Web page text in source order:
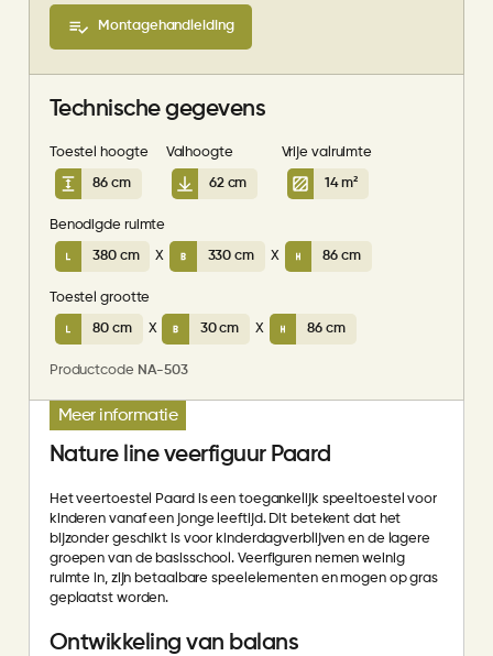
Montagehandleiding
Technische gegevens
Toestel hoogte
86 cm
Valhoogte
62 cm
Vrije valruimte
14 m²
Benodigde ruimte
380 cm X 330 cm X 86 cm
Toestel grootte
80 cm X 30 cm X 86 cm
Productcode NA-503
Meer informatie
Nature line veerfiguur Paard
Het veertoestel Paard is een toegankelijk speeltoestel voor
kinderen vanaf een jonge leeftijd. Dit betekent dat het
bijzonder geschikt is voor kinderdagverblijven en de lagere
groepen van de basisschool. Veerfiguren nemen weinig
ruimte in, zijn betaalbare speelelementen en mogen op gras
geplaatst worden.
Ontwikkeling van balans